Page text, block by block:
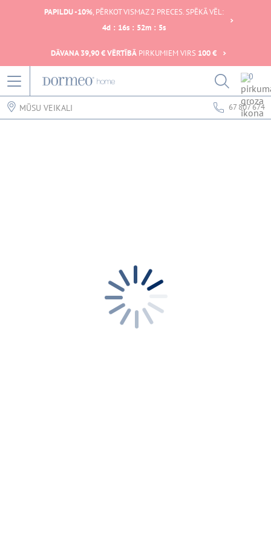
PAPILDU -10%, PĒRKOT VISMAZ 2 PRECES. SPĒKĀ VĒL:
4d : 16s : 52m : 4s
DĀVANA 39,90 € VĒRTĪBĀ PIRKUMIEM VIRS 100 €
0
MŪSU VEIKALI 67 807 674